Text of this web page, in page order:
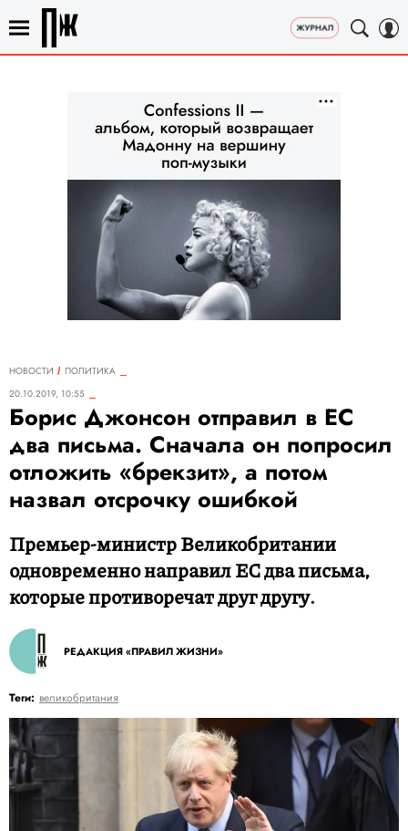
НОВОСТИ
ПОЛИТИКА
20.10.2019, 10:55
Борис Джонсон отправил в ЕС
два письма. Сначала он попросил
отложить «брекзит», а потом
назвал отсрочку ошибкой
Премьер-министр Великобритании
одновременно направил ЕС два письма,
которые противоречат друг другу.
РЕДАКЦИЯ «ПРАВИЛ ЖИЗНИ»
Теги: великобритания